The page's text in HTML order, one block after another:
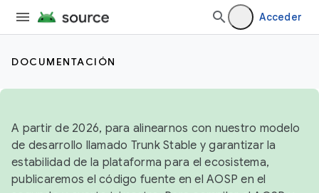
Acceder
DOCUMENTACIÓN
A partir de 2026, para alinearnos con nuestro modelo
de desarrollo llamado Trunk Stable y garantizar la
estabilidad de la plataforma para el ecosistema,
publicaremos el código fuente en el AOSP en el